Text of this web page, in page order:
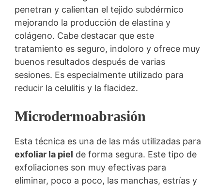
penetran y calientan el tejido subdérmico
mejorando la producción de elastina y
colágeno. Cabe destacar que este
tratamiento es seguro, indoloro y ofrece muy
buenos resultados después de varias
sesiones. Es especialmente utilizado para
reducir la celulitis y la flacidez.
Microdermoabrasión
Esta técnica es una de las más utilizadas para
exfoliar la piel de forma segura. Este tipo de
exfoliaciones son muy efectivas para
eliminar, poco a poco, las manchas, estrías y